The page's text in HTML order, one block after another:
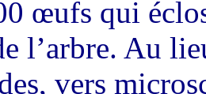
œufs qui
l’arbre. Au
vers